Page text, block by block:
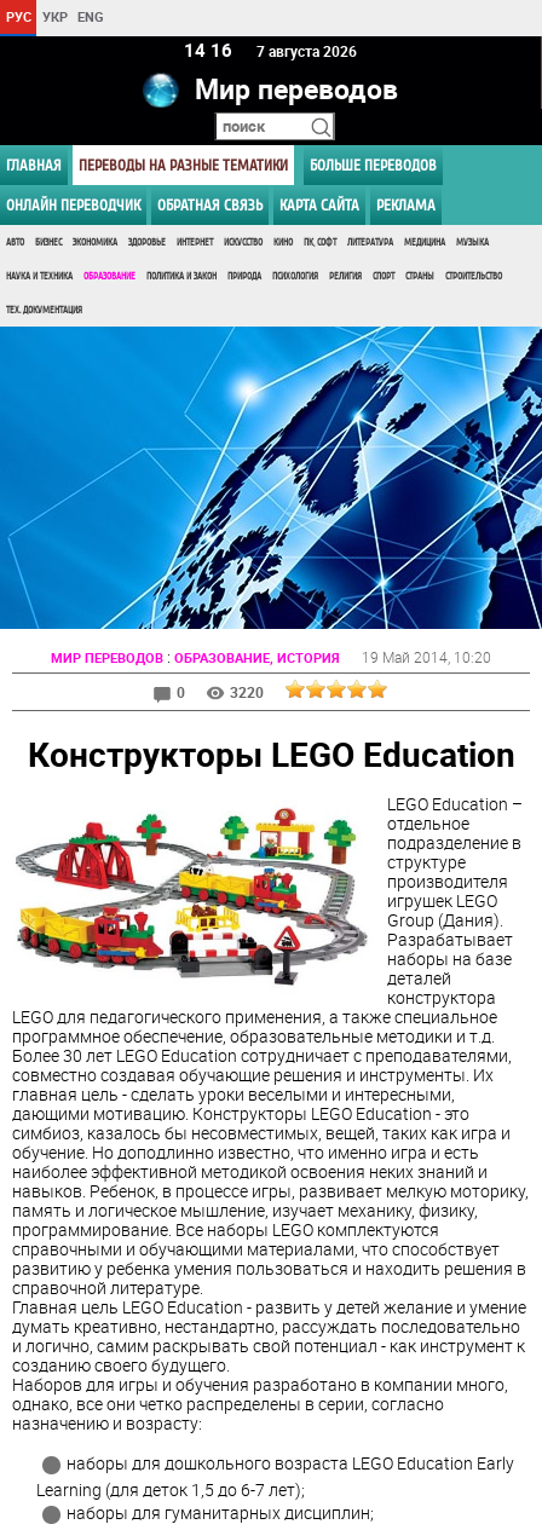
РУС УКР ENG
14 16 7 августа 2026
Мир переводов
ГЛАВНАЯ ПЕРЕВОДЫ НА РАЗНЫЕ ТЕМАТИКИ БОЛЬШЕ ПЕРЕВОДОВ
ОНЛАЙН ПЕРЕВОДЧИК ОБРАТНАЯ СВЯЗЬ КАРТА САЙТА РЕКЛАМА
АВТО БИЗНЕС ЭКОНОМИКА ЗДОРОВЬЕ ИНТЕРНЕТ ИСКУССТВО КИНО ПК, СОФТ ЛИТЕРАТУРА МЕДИЦИНА МУЗЫКА
НАУКА И ТЕХНИКА ОБРАЗОВАНИЕ ПОЛИТИКА И ЗАКОН ПРИРОДА ПСИХОЛОГИЯ РЕЛИГИЯ СПОРТ СТРАНЫ СТРОИТЕЛЬСТВО
ТЕХ. ДОКУМЕНТАЦИЯ
МИР ПЕРЕВОДОВ : ОБРАЗОВАНИЕ, ИСТОРИЯ 19 Май 2014 , 10:20
0
3220
Конструкторы LEGO Education
LEGO Education –
отдельное
подразделение в
структуре
производителя
игрушек LEGO
Group (Дания).
Разрабатывает
наборы на базе
деталей
конструктора
LEGO для педагогического применения, а также специальное
программное обеспечение, образовательные методики и т.д.
Более 30 лет LEGO Education сотрудничает с преподавателями,
совместно создавая обучающие решения и инструменты. Их
главная цель - сделать уроки веселыми и интересными,
дающими мотивацию. Конструкторы LEGO Education - это
симбиоз, казалось бы несовместимых, вещей, таких как игра и
обучение. Но доподлинно известно, что именно игра и есть
наиболее эффективной методикой освоения неких знаний и
навыков. Ребенок, в процессе игры, развивает мелкую моторику,
память и логическое мышление, изучает механику, физику,
программирование. Все наборы LEGO комплектуются
справочными и обучающими материалами, что способствует
развитию у ребенка умения пользоваться и находить решения в
справочной литературе.
Главная цель LEGO Education - развить у детей желание и умение
думать креативно, нестандартно, рассуждать последовательно
и логично, самим раскрывать свой потенциал - как инструмент к
созданию своего будущего.
Наборов для игры и обучения разработано в компании много,
однако, все они четко распределены в серии, согласно
назначению и возрасту:
наборы для дошкольного возраста LEGO Education Early
Learning (для деток 1,5 до 6-7 лет);
наборы для гуманитарных дисциплин;